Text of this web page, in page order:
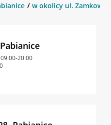
w okolicy ul. Zamkowa
20:00